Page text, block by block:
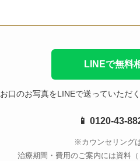
LINEで無料
お口のお写真をLINEで送っていただ
📱 0120-43-
※カウンセリング
治療期間・費用のご案内には資料（